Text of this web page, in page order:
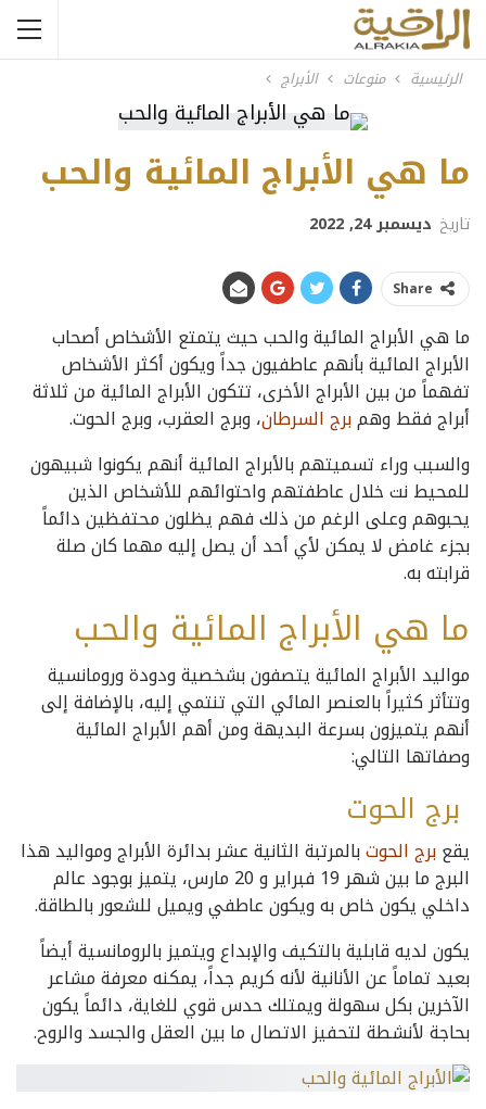
الرئيسية منوعات الأبراج
ما هي الأبراج المائية والحب
تاريخ ديسمبر 24, 2022
Share
ما هي الأبراج المائية والحب حيث يتمتع الأشخاص أصحاب
الأبراج المائية بأنهم عاطفيون جداً ويكون أكثر الأشخاص
تفهماً من بين الأبراج الأخرى، تتكون الأبراج المائية من ثلاثة
أبراج فقط وهمبرج السرطان، وبرج العقرب، وبرج الحوت.
والسبب وراء تسميتهم بالأبراج المائية أنهم يكونوا شبيهون
للمحيط نت خلال عاطفتهم واحتوائهم للأشخاص الذين
يحبوهم وعلى الرغم من ذلك فهم يظلون محتفظين دائماً
بجزء غامض لا يمكن لأي أحد أن يصل إليه مهما كان صلة
قرابته به.
ما هي الأبراج المائية والحب
مواليد الأبراج المائية يتصفون بشخصية ودودة ورومانسية
وتتأثر كثيراً بالعنصر المائي التي تنتمي إليه، بالإضافة إلى
أنهم يتميزون بسرعة البديهة ومن أهم الأبراج المائية
وصفاتها التالي:
برج الحوت
يقعبرج الحوتبالمرتبة الثانية عشر بدائرة الأبراج ومواليد هذا
البرج ما بين شهر 19 فبراير و 20 مارس، يتميز بوجود عالم
داخلي يكون خاص به ويكون عاطفي ويميل للشعور بالطاقة.
يكون لديه قابلية بالتكيف والإبداع ويتميز بالرومانسية أيضاً
بعيد تماماً عن الأنانية لأنه كريم جداً، يمكنه معرفة مشاعر
الآخرين بكل سهولة ويمتلك حدس قوي للغاية، دائماً يكون
بحاجة لأنشطة لتحفيز الاتصال ما بين العقل والجسد والروح.